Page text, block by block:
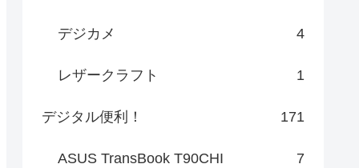
デジカメ 4
レザークラフト 1
デジタル便利！ 171
ASUS TransBook T90CHI 7